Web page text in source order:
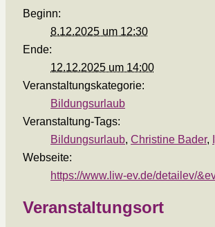
Beginn:
8.12.2025 um 12:30
Ende:
12.12.2025 um 14:00
Veranstaltungskategorie:
Bildungsurlaub
Veranstaltung-Tags:
Bildungsurlaub, Christine Bader,
Webseite:
https://www.liw-ev.de/detailev/
Veranstaltungsort